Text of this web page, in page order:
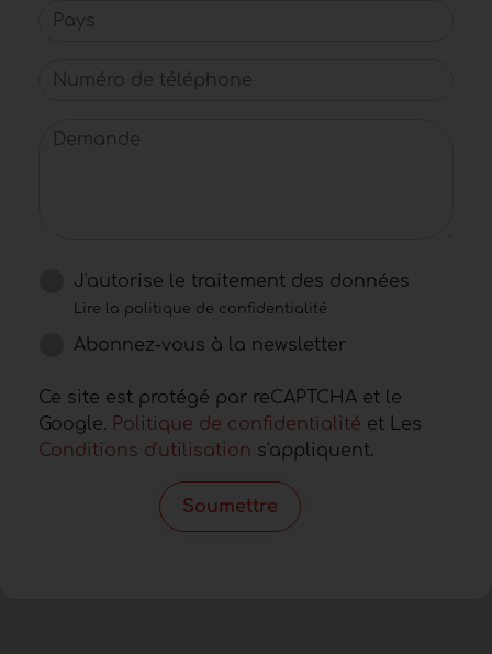
Pays
Numéro de téléphone
Demande
J'autorise le traitement des données
Lire la politique de confidentialité
Abonnez-vous à la newsletter
Ce site est protégé par reCAPTCHA et le
Google. Politique de confidentialité et Les
Conditions d'utilisation s'appliquent.
Soumettre